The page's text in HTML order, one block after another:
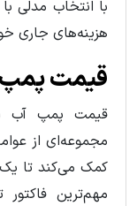
هزینه‌های جاری
قیمت پمپ
قیمت پمپ آب
مجموعه‌ای از
کمک می‌کند تا یک
مهم‌ترین